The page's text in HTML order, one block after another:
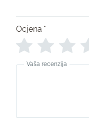
Ocjena *
Vaša recenzija